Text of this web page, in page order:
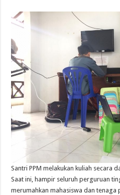
Santri PPM melakukan kuliah secara
Saat ini, hampir seluruh perguruan
merumahkan mahasiswa dan tenaga